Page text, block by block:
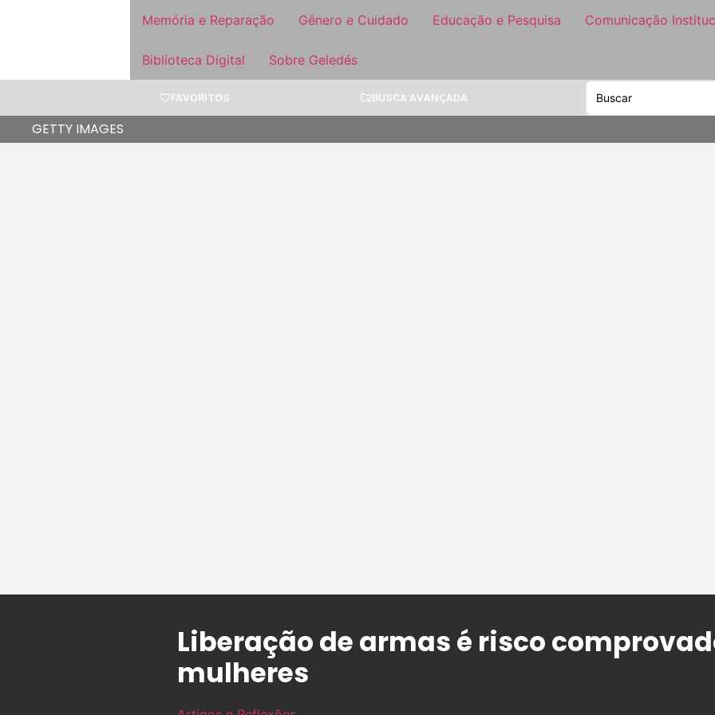
Memória e Reparação Gênero e Cuidado Educação e Pesquisa Comunicação
Biblioteca Digital Sobre Geledés
FAVORITOS BUSCA AVANÇADA
GETTY IMAGES
Liberação de armas é risco
mulheres